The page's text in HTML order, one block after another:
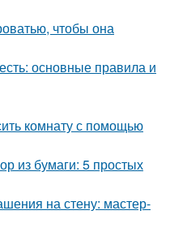
чтобы она
основные правила и
комнату с помощью
из бумаги: 5 простых
на стену: мастер-